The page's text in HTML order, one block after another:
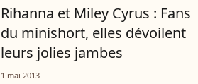
Rihanna et Miley Cyrus : Fans
du minishort, elles dévoilent
leurs jolies jambes
1 mai 2013